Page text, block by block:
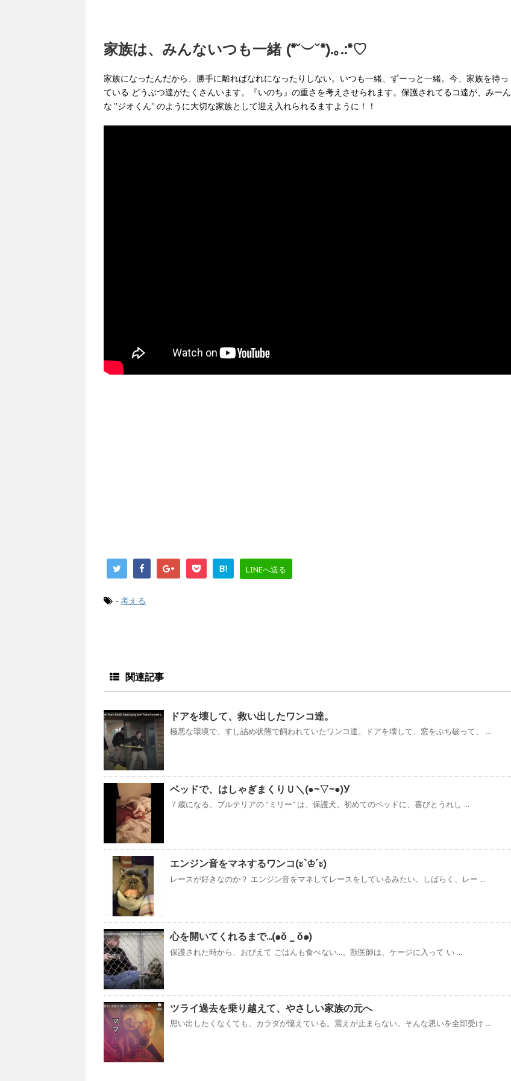
家族は、みんないつも一緒 (*˘︶˘*).｡.:*♡
家族になったんだから、勝手に離ればなれになったりしない。いつも一緒、ずーっと一緒。今、家族を待っ
ている どうぶつ達がたくさんいます。『いのち』の重さを考えさせられます。保護されてるコ達が、みーん
な ”ジオくん” のように大切な家族として迎え入れられるますように！！
B! LINEへ送る
- 考える
関連記事
ドアを壊して、救い出したワンコ達。
極悪な環境で、すし詰め状態で飼われていたワンコ達。ドアを壊して、窓をぶち破って、 ...
ベッドで、はしゃぎまくりＵ＼(●~▽~●)У
７歳になる、ブルテリアの ”ミリー” は、保護犬。初めてのベッドに、喜びとうれし ...
エンジン音をマネするワンコ(ะ`♔´ะ)
レースが好きなのか？ エンジン音をマネしてレースをしているみたい。しばらく、レー ...
心を開いてくれるまで...(๑ŏ _ ŏ๑)
保護された時から、おびえて ごはんも食べない...。獣医師は、ケージに入って い ...
ツライ過去を乗り越えて、やさしい家族の元へ
思い出したくなくても、カラダが憶えている。震えが止まらない。そんな思いを全部受け ...